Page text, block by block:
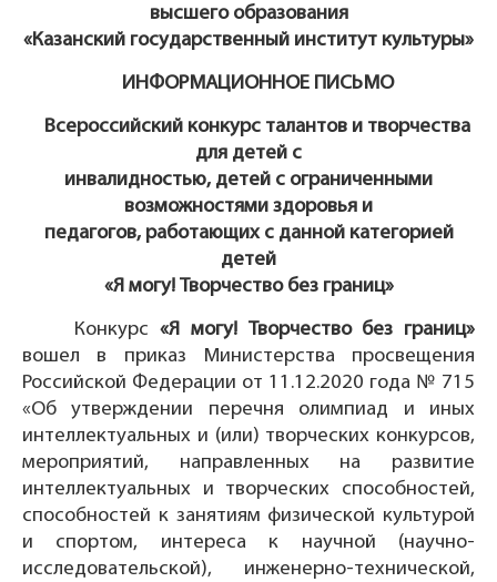
высшего образования
«Казанский государственный институт культуры»
ИНФОРМАЦИОННОЕ ПИСЬМО
Всероссийский конкурс талантов и творчества
для детей с
инвалидностью, детей с ограниченными
возможностями здоровья и
педагогов, работающих с данной категорией
детей
«Я могу! Творчество без границ»
Конкурс «Я могу! Творчество без границ»
вошел в приказ Министерства просвещения
Российской Федерации от 11.12.2020 года № 715
«Об утверждении перечня олимпиад и иных
интеллектуальных и (или) творческих конкурсов,
мероприятий, направленных на развитие
интеллектуальных и творческих способностей,
способностей к занятиям физической культурой
и спортом, интереса к научной (научно-
исследовательской), инженерно-технической,